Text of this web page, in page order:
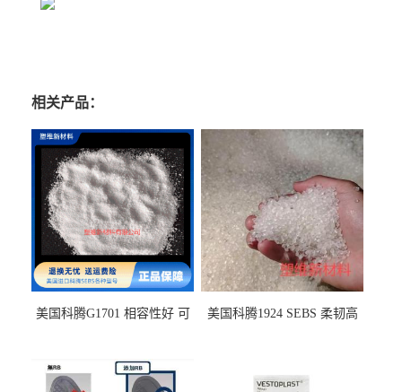
相关产品：
美国科腾G1701 相容性好 可
美国科腾1924 SEBS 柔韧高